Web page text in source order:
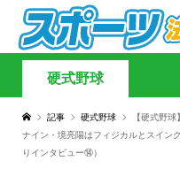
硬式野球
記事 硬式野球
【硬式野
ナイン・境亮陽はフィジカルとスイン
りインタビュー⑭）